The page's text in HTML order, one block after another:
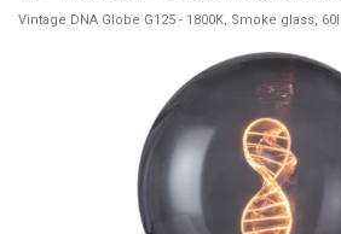
Vintage DNA Globe G125 - 1800K, Smoke glass,